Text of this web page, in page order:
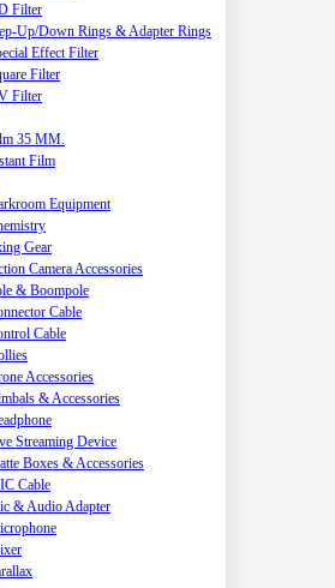
Filter
Up/Down Rings & Adapter Rings
Effect Filter
Filter
Filter
35 MM.
Film
Equipment
Gear
Camera Accessories
& Boompole
Cable
Cable
Accessories
& Accessories
Streaming Device
Boxes & Accessories
Cable
& Audio Adapter